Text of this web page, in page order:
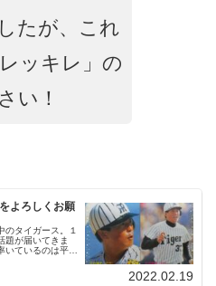
たが、これ
ッキレ」の
い！
よろしくお願
のタイガース。１
題が届いてきま
ているのは平田
2022.02.19